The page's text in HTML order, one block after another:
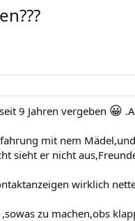
9 Jahren vergeben 😀
mit nem
sieht er nicht
wirklich
zu machen,obs